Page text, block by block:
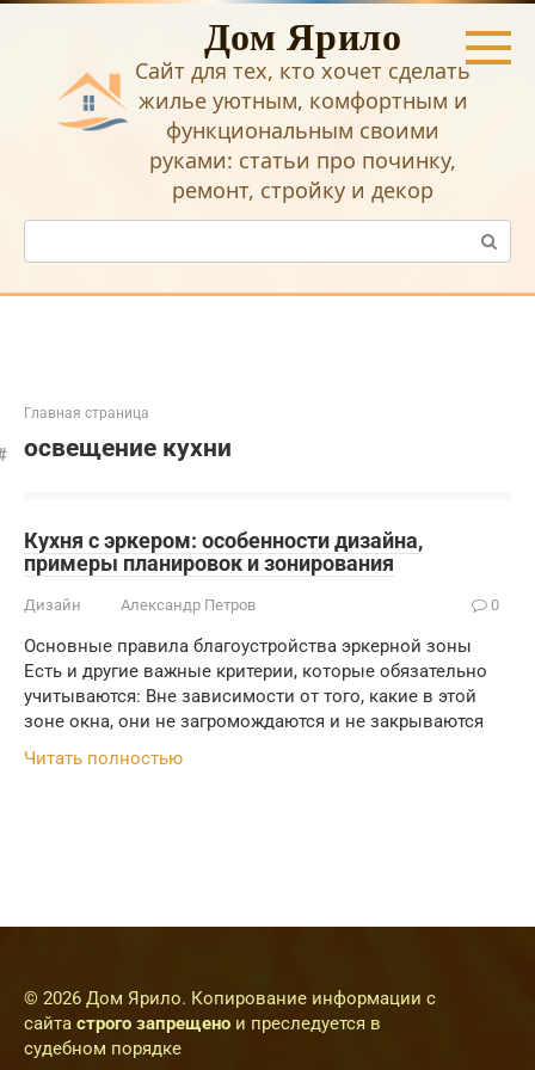
Перейти
Дом Ярило
Сайт для тех, кто хочет сделать
жилье уютным, комфортным и
функциональным своими
руками: статьи про починку,
ремонт, стройку и декор
Поиск:
Главная страница
освещение кухни
Кухня с эркером: особенности дизайна,
примеры планировок и зонирования
Дизайн Александр Петров 0
Основные правила благоустройства эркерной зоны
Есть и другие важные критерии, которые обязательно
учитываются: Вне зависимости от того, какие в этой
зоне окна, они не загромождаются и не закрываются
Читать полностью
© 2026 Дом Ярило. Копирование информации с
сайта строго запрещено и преследуется в
судебном порядке